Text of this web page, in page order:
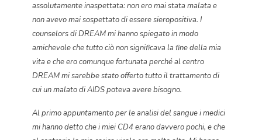
assolutamente inaspettata: non ero mai stata malata e
non avevo mai sospettato di essere sieropositiva. I
counselors di DREAM mi hanno spiegato in modo
amichevole che tutto ciò non significava la fine della mia
vita e che ero comunque fortunata perché al centro
DREAM mi sarebbe stato offerto tutto il trattamento di
cui un malato di AIDS poteva avere bisogno.
Al primo appuntamento per le analisi del sangue i medici
mi hanno detto che i miei CD4 erano davvero pochi, e che